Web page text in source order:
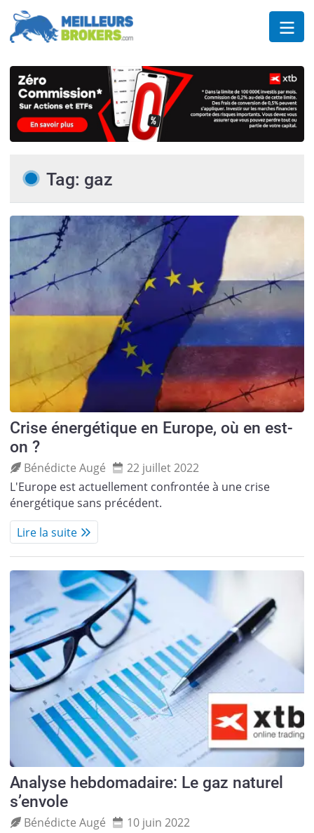
Tag: gaz
Crise énergétique en Europe, où en est-
on ?
Bénédicte Augé
22 juillet 2022
L'Europe est actuellement confrontée à une crise
énergétique sans précédent.
Lire la suite
Analyse hebdomadaire: Le gaz naturel
s’envole
Bénédicte Augé
10 juin 2022